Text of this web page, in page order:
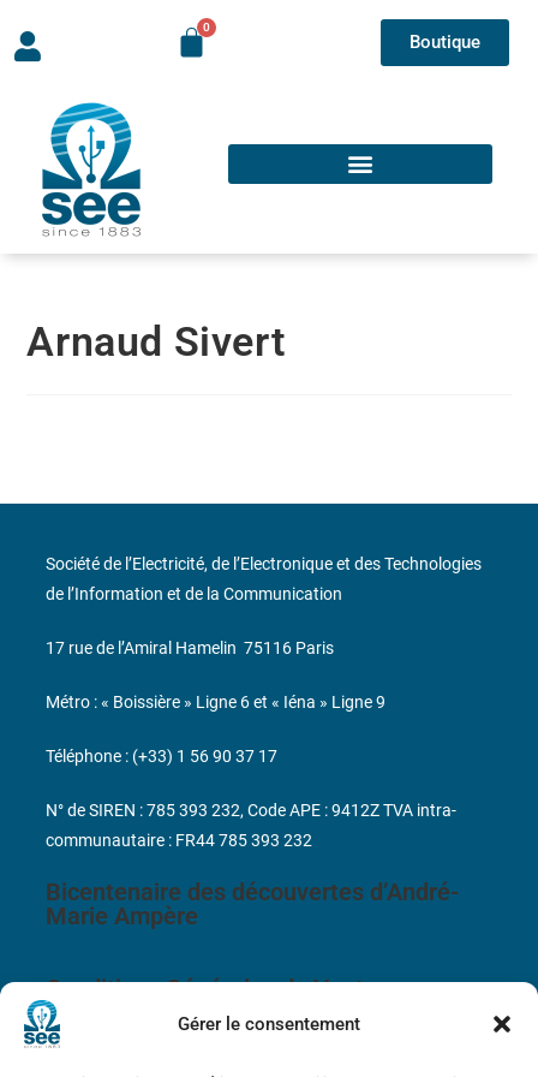
Gérer le consentement
Boutique
Arnaud Sivert
Bicentenaire des découvertes d’André-
Marie Ampère
Conditions Générales de Vente
Société de l’Electricité, de l’Electronique et des Technologies
de l’Information et de la Communication
17 rue de l’Amiral Hamelin 75116 Paris
Métro : « Boissière » Ligne 6 et « Iéna » Ligne 9
Téléphone : (+33) 1 56 90 37 17
N° de SIREN : 785 393 232, Code APE : 9412Z TVA intra-
communautaire : FR44 785 393 232